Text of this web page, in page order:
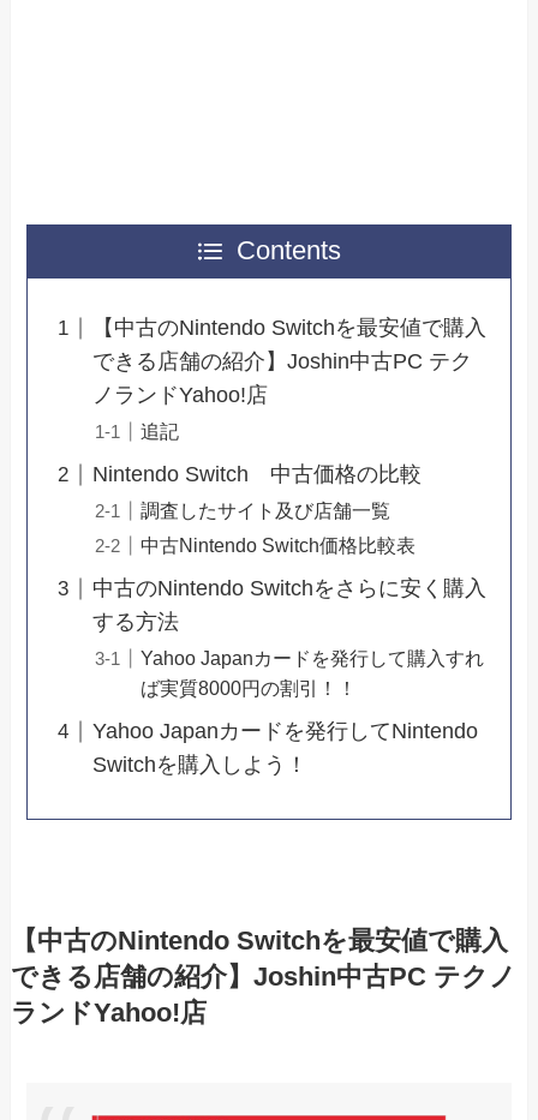
Contents
【中古のNintendo Switchを最安値で購入
できる店舗の紹介】Joshin中古PC テク
ノランドYahoo!店
追記
Nintendo Switch 中古価格の比較
調査したサイト及び店舗一覧
中古Nintendo Switch価格比較表
中古のNintendo Switchをさらに安く購入
する方法
Yahoo Japanカードを発行して購入すれ
ば実質8000円の割引！！
Yahoo Japanカードを発行してNintendo
Switchを購入しよう！
【中古のNintendo Switchを最安値で購入
できる店舗の紹介】Joshin中古PC テクノ
ランドYahoo!店